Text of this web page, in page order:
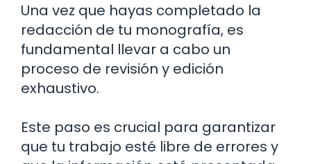
Una vez que hayas completado la
redacción de tu monografía, es
fundamental llevar a cabo un
proceso de revisión y edición
exhaustivo.
Este paso es crucial para garantizar
que tu trabajo esté libre de errores y